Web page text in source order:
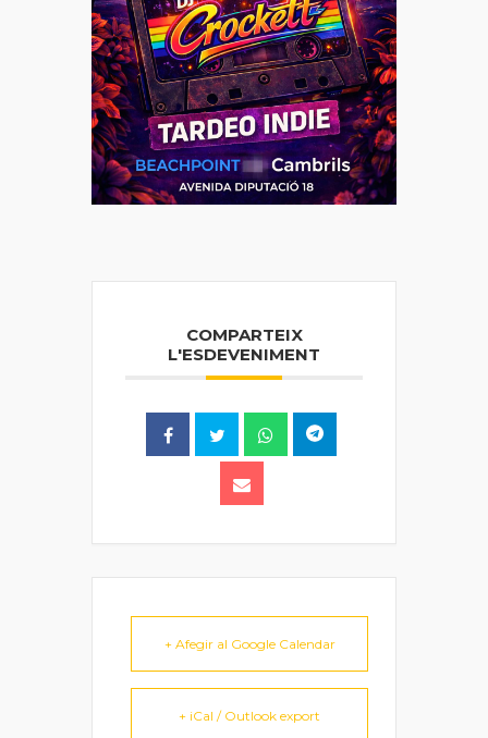
COMPARTEIX
L'ESDEVENIMENT
+ Afegir al Google Calendar
+ iCal / Outlook export